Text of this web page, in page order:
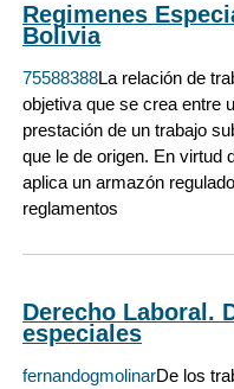
Regimenes
Bolivia
75588388La relación de
objetiva que se crea entre
prestación de un trabajo
que le de origen. En virtud
aplica un armazón
reglamentos
Derecho Laboral.
especiales
fernandogmolinarDe los